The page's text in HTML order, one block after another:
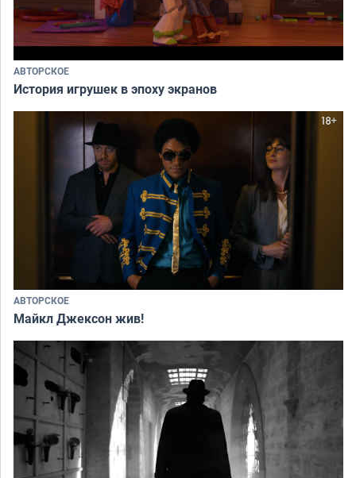
АВТОРСКОЕ
История игрушек в эпоху экранов
АВТОРСКОЕ
Майкл Джексон жив!